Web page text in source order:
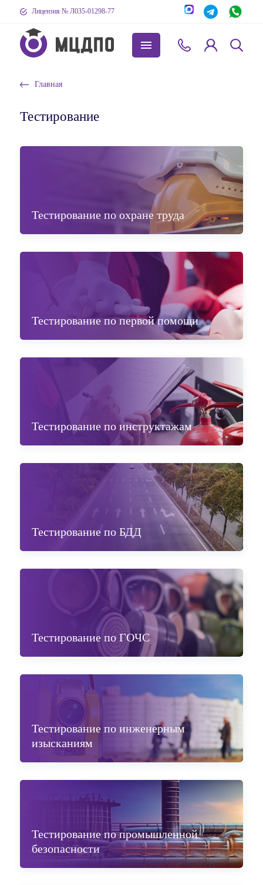
Лицензия № Л035-01298-77
Главная
Тестирование
Тестирование по охране труда
Тестирование по первой помощи
Тестирование по инструктажам
Тестирование по БДД
Тестирование по ГОЧС
Тестирование по инженерным
изысканиям
Тестирование по промышленной
безопасности